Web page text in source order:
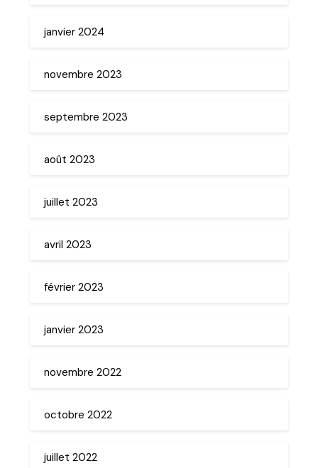
janvier 2024
novembre 2023
septembre 2023
août 2023
juillet 2023
avril 2023
février 2023
janvier 2023
novembre 2022
octobre 2022
juillet 2022